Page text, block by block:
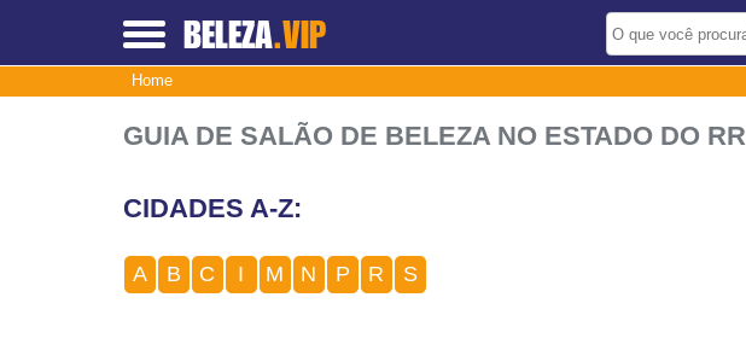
BELEZA.VIP
Home
GUIA DE SALÃO DE BELEZA NO ESTADO DO RR
CIDADES A-Z:
A B C I M N P R S